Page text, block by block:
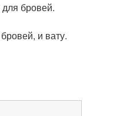
бровей.
и вату.